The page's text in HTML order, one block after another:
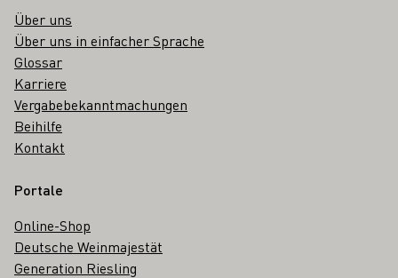
Über uns
Über uns in einfacher Sprache
Glossar
Karriere
Vergabebekanntmachungen
Beihilfe
Kontakt
Portale
Online-Shop
Deutsche Weinmajestät
Generation Riesling